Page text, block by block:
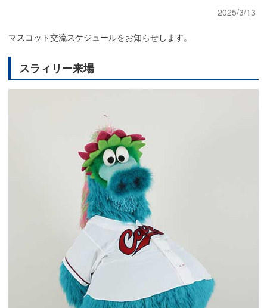
2025/3/13
マスコット交流スケジュールをお知らせします。
スラィリー来場